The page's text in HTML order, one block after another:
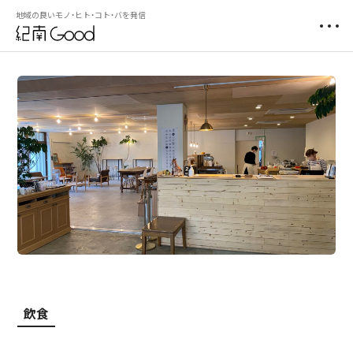
地域の良いモノ・ヒト・コト・バを発信
飲食